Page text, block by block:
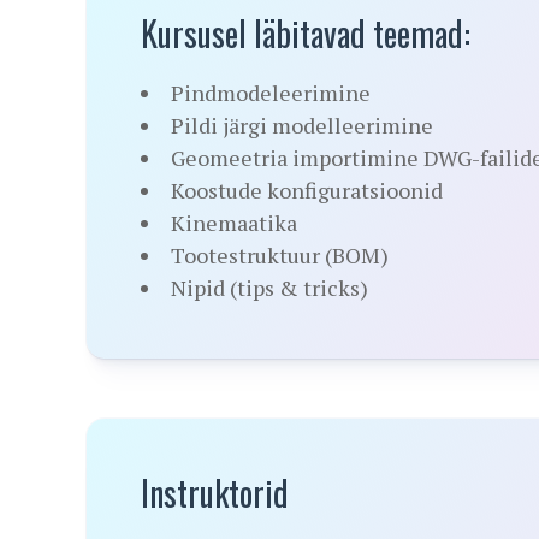
Kursusel läbitavad teemad:
Pindmodeleerimine
Pildi järgi modelleerimine
Geomeetria importimine DWG-
Koostude konfiguratsioonid
Kinemaatika
Tootestruktuur (BOM)
Nipid (tips & tricks)
Instruktorid